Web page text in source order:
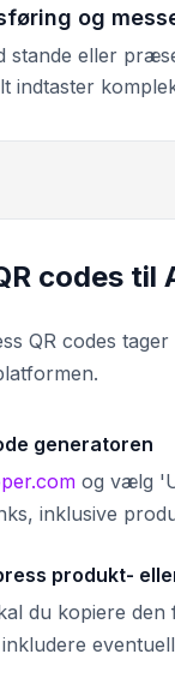
og
stande eller
indtaster
codes til
QR codes
generatoren
og vælg
inklusive
produkt-
du kopiere